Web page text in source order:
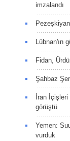
imzalandı
Fidan,
Şahbaz
İran
görüştü
Yemen:
vurduk